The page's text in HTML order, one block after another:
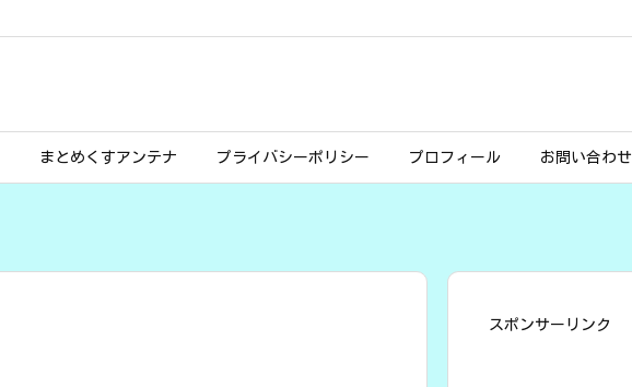
まとめくすアンテナ プライバシーポリシー プロフィール お問い合わせ
スポンサーリンク